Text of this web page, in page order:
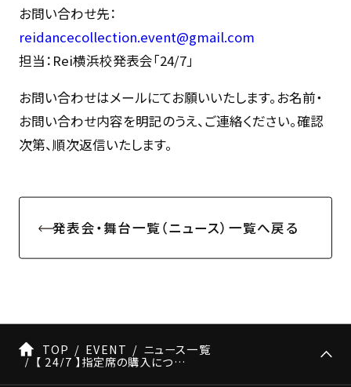
お問い合わせ先：
reidancecollection.event@gmail.com
担当：Rei横浜校発表会「24/7」
お問い合わせはメールにてお願いいたします。お名前・
お問い合わせ内容を明記のうえ、ご連絡ください。確認
次第、順次返信いたします。
発表会・舞台一覧（ニュース）一覧へ戻る
TOP EVENT ニュース一覧
【 24/7 】指定席の購入について